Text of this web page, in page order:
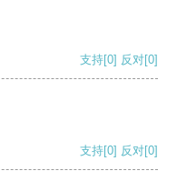
支持[0] 反对[0]
支持[0] 反对[0]